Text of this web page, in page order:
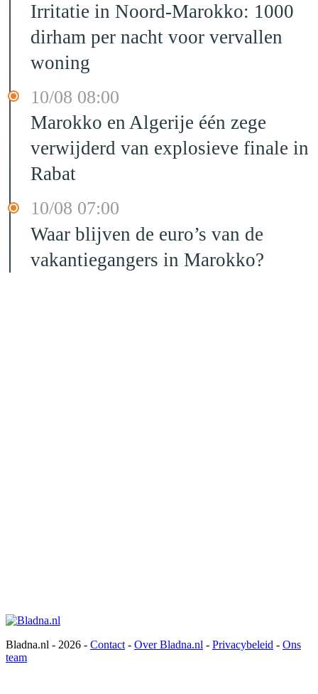
Irritatie in Noord-Marokko: 1000
dirham per nacht voor vervallen
woning
10/08 08:00
Marokko en Algerije één zege
verwijderd van explosieve finale in
Rabat
10/08 07:00
Waar blijven de euro’s van de
vakantiegangers in Marokko?
Bladna.nl - 2026 - Contact - Over Bladna.nl - Privacybeleid - Ons
team